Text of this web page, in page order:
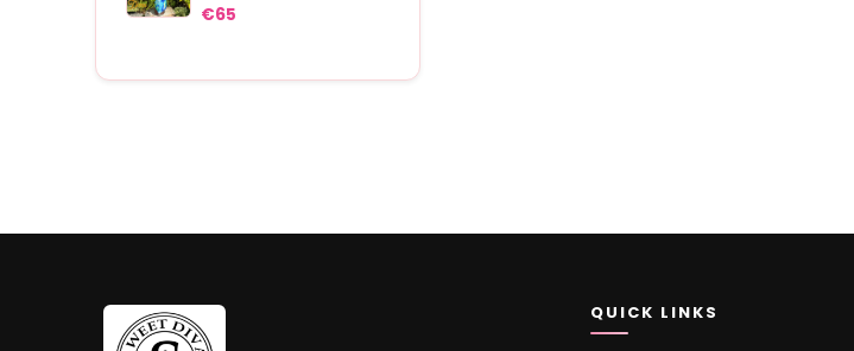
€65
QUICK LINKS